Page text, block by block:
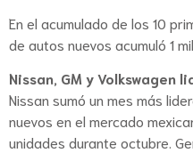
En el acumulado de los 10
de autos nuevos acumuló 1
Nissan, GM y Volkswagen
Nissan sumó un mes más
nuevos en el mercado
unidades durante octubre.